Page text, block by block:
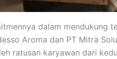
dalam mendukung
Aroma dan PT Mitra
ratusan karyawan dari